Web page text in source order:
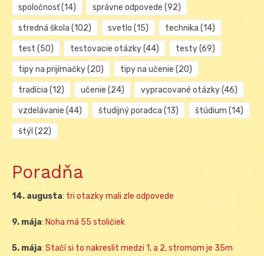
spoločnosť(14) správne odpovede (92)
stredná škola (102) svetlo (15) technika (14)
test (50) testovacie otázky(44) testy(69)
tipy na prijímačky(20) tipy na učenie (20)
tradícia (12) učenie (24) vypracované otázky(46)
vzdelávanie (44) študijný poradca (13) štúdium (14)
štýl (22)
Poradňa
14. augusta: tri otazky mali zle odpovede
9. mája: Noha má 55 stoličiek
5. mája: Stačí si to nakreslit medzi 1, a 2, stromom je 35m